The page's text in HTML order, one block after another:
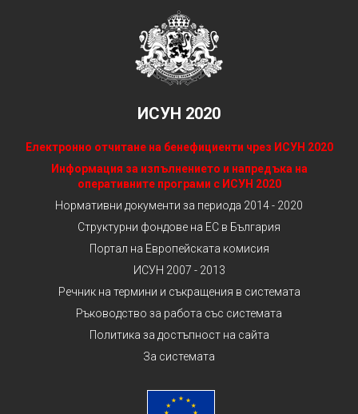
ИСУН 2020
Електронно отчитане на бенефициенти чрез ИСУН 2020
Информация за изпълнението и напредъка на
оперативните програми с ИСУН 2020
Нормативни документи за периода 2014 - 2020
Структурни фондове на ЕС в България
Портал на Европейската комисия
ИСУН 2007 - 2013
Речник на термини и съкращения в системата
Ръководство за работа със системата
Политика за достъпност на сайта
За системата